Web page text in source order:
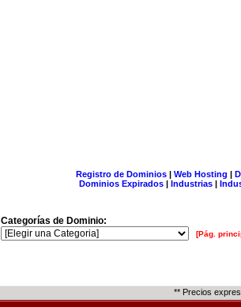
Registro de Dominios| Web Hosting |
Dominios Expirados | Industrias |
Categorías de Dominio:
[Pág.
** Precios